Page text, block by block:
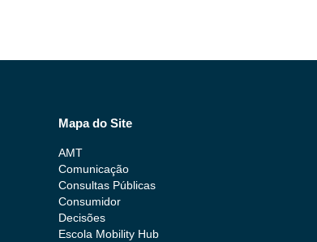
Mapa do Site
AMT
Comunicação
Consultas Públicas
Consumidor
Decisões
Escola Mobility Hub